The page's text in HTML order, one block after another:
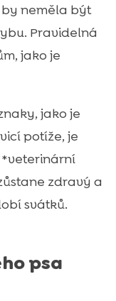
neměla být
Pravidelná
jako je
jako je
potíže, je
zdravý a
svátků.
psa